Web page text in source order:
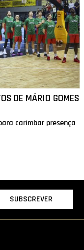
DE MÁRIO GOMES
carimbar presença
SUBSCREVER